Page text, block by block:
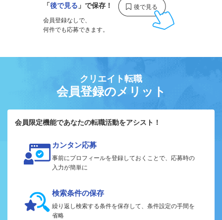
「後で見る 」で保存！
会員登録なしで、
何件でも応募できます。
クリエイト転職
会員登録のメリット
会員限定機能であなたの転職活動をアシスト！
カンタン応募
事前にプロフィールを登録しておくことで、応募時の
入力が簡単に
検索条件の保存
繰り返し検索する条件を保存して、条件設定の手間を
省略